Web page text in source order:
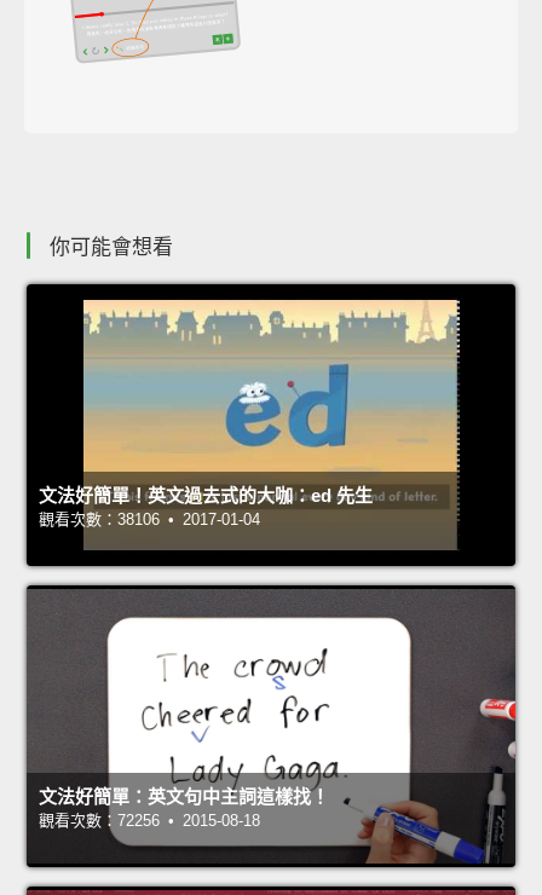
你可能會想看
文法好簡單！英文過去式的大咖：ed 先生
觀看次數：38106 • 2017-01-04
文法好簡單：英文句中主詞這樣找！
觀看次數：72256 • 2015-08-18